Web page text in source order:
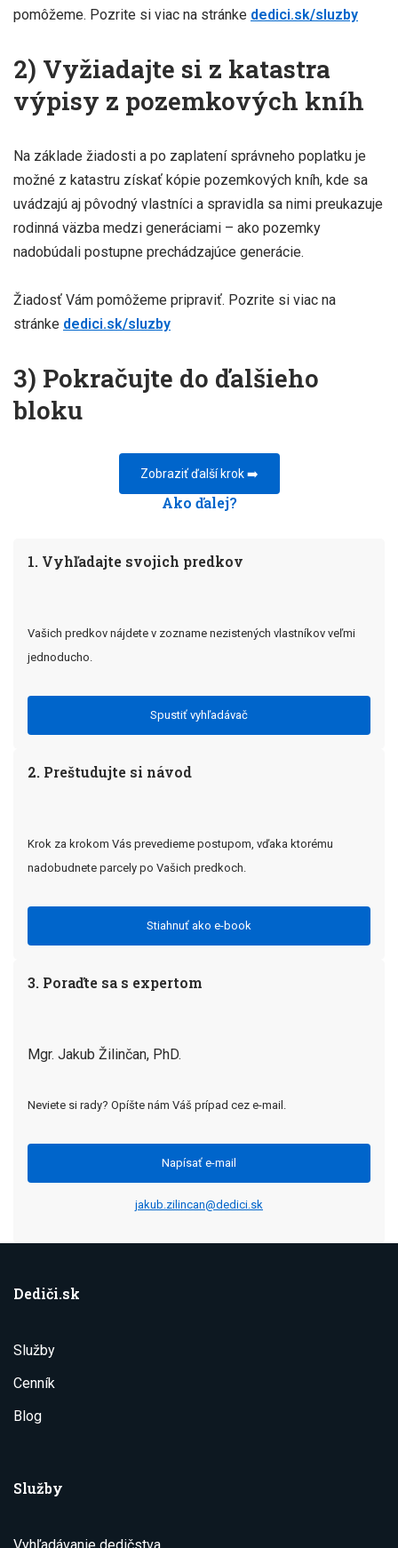
pomôžeme. Pozrite si viac na stránke dedici.sk/sluzby
2) Vyžiadajte si z katastra
výpisy z pozemkových kníh
Na základe žiadosti a po zaplatení správneho poplatku je
možné z katastru získať kópie pozemkových kníh, kde sa
uvádzajú aj pôvodný vlastníci a spravidla sa nimi preukazuje
rodinná väzba medzi generáciami – ako pozemky
nadobúdali postupne prechádzajúce generácie.
Žiadosť Vám pomôžeme pripraviť. Pozrite si viac na
stránke dedici.sk/sluzby
3) Pokračujte do ďalšieho
bloku
Zobraziť ďalší krok ➡️
Ako ďalej?
1. Vyhľadajte svojich predkov
Vašich predkov nájdete v zozname nezistených vlastníkov veľmi
jednoducho.
Spustiť vyhľadávač
2. Preštudujte si návod
Krok za krokom Vás prevedieme postupom, vďaka ktorému
nadobudnete parcely po Vašich predkoch.
Stiahnuť ako e-book
3. Poraďte sa s expertom
Mgr. Jakub Žilinčan, PhD.
Neviete si rady? Opíšte nám Váš prípad cez e-mail.
Napísať e-mail
jakub.zilincan@dedici.sk
Dediči.sk
Služby
Cenník
Blog
Služby